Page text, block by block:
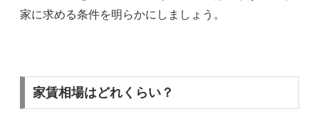
家に求める条件を明らかにしましょう。
家賃相場はどれくらい？